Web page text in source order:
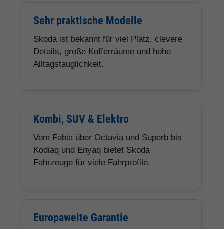
Sehr praktische Modelle
Skoda ist bekannt für viel Platz, clevere
Details, große Kofferräume und hohe
Alltagstauglichkeit.
Kombi, SUV & Elektro
Vom Fabia über Octavia und Superb bis
Kodiaq und Enyaq bietet Skoda
Fahrzeuge für viele Fahrprofile.
Europaweite Garantie